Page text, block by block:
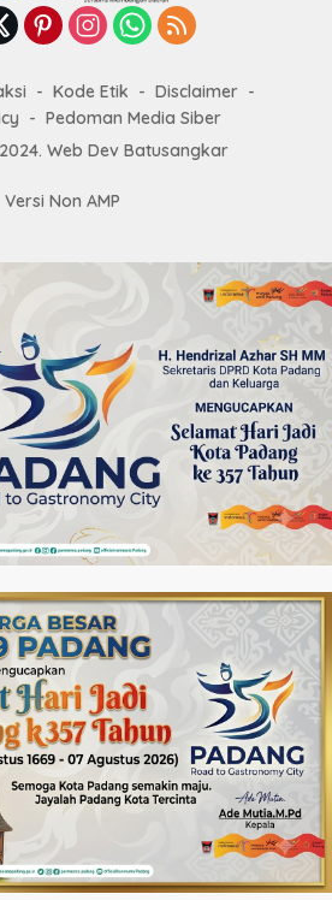
Kode Etik
Disclaimer
Pedoman Media Siber
Web Dev Batusangkar
Versi Non AMP